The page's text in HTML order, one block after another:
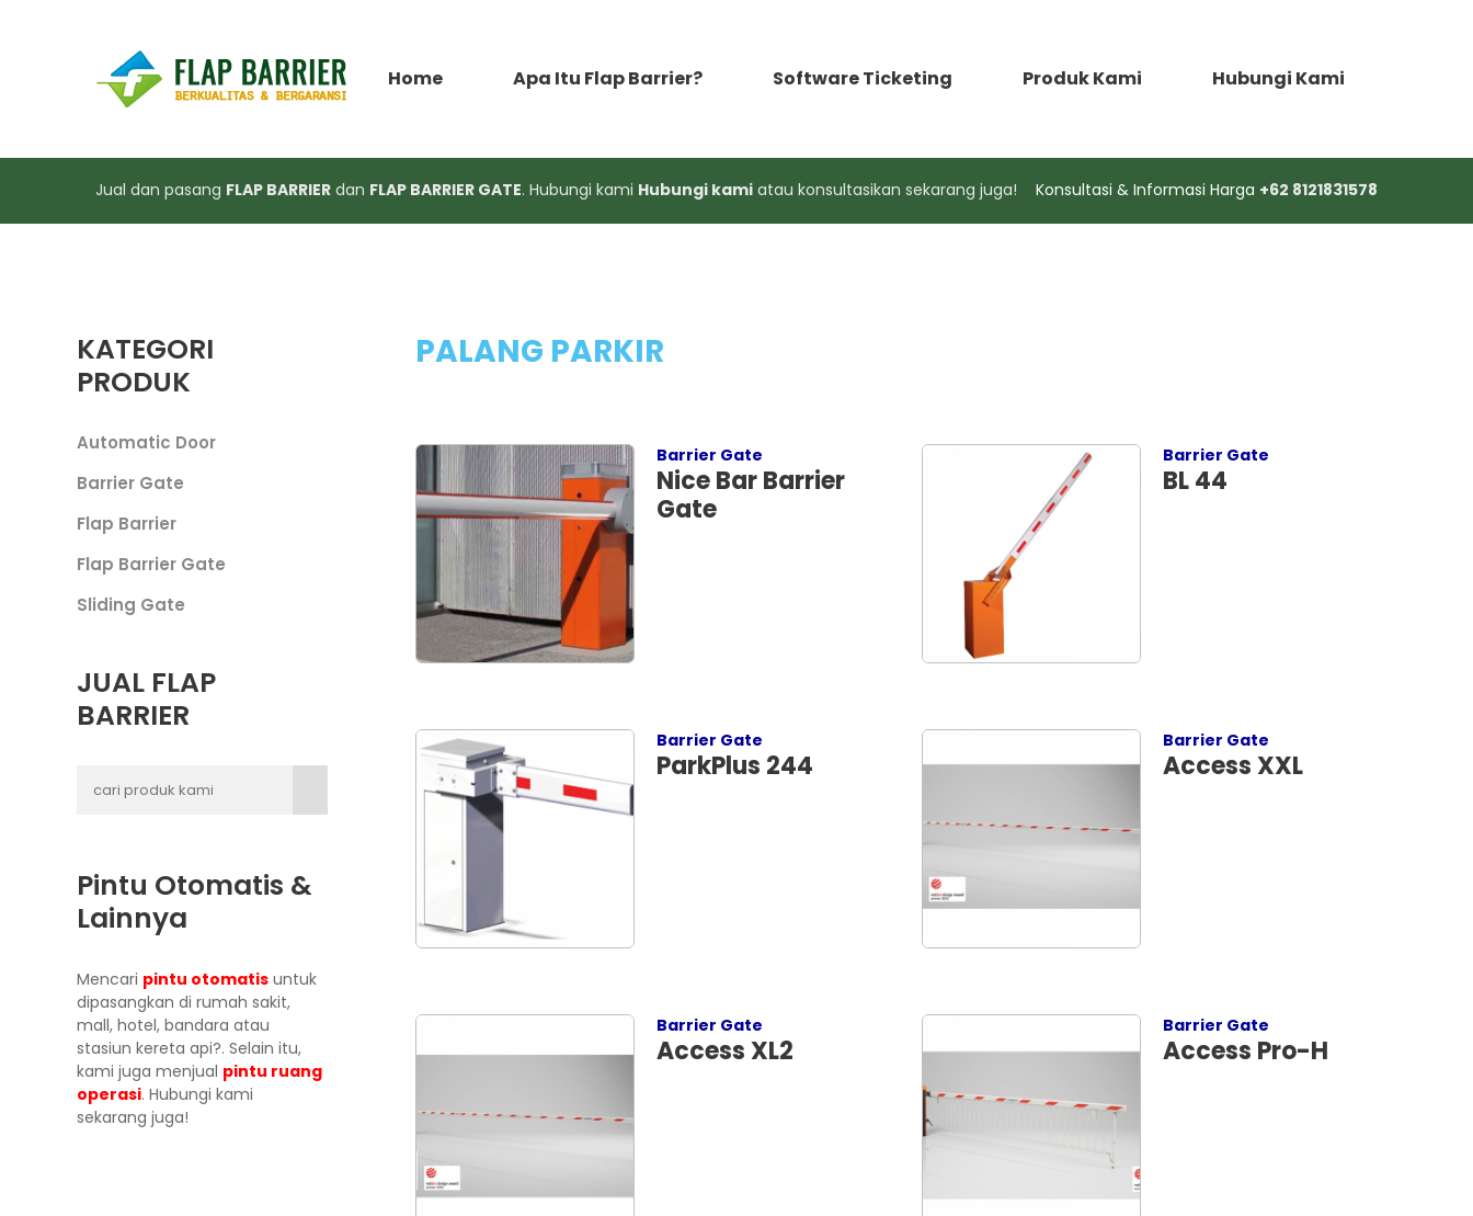
Home Apa Itu Flap Barrier? Software Ticketing Produk Kami Hubungi Kami
Jual dan pasang FLAP BARRIER dan FLAP BARRIER GATE. Hubungi kami Hubungi kami atau konsultasikan sekarang juga! Konsultasi & Informasi Harga +62 8121831578
KATEGORI
PRODUK
Automatic Door
Barrier Gate
Flap Barrier
Flap Barrier Gate
Sliding Gate
JUAL FLAP
BARRIER
Pintu Otomatis &
Lainnya
Mencari pintu otomatis untuk
dipasangkan di rumah sakit,
mall, hotel, bandara atau
stasiun kereta api?. Selain itu,
kami juga menjual pintu ruang
operasi. Hubungi kami
sekarang juga!
PALANG PARKIR
Barrier Gate
Nice Bar Barrier
Gate
Barrier Gate
BL 44
Barrier Gate
ParkPlus 244
Barrier Gate
Access XXL
Barrier Gate
Access XL2
Barrier Gate
Access Pro-H